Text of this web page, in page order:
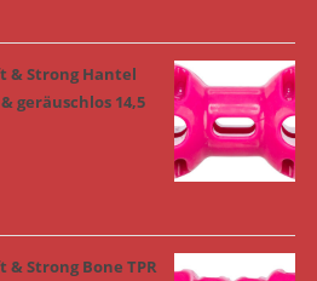
& Strong Hantel
geräuschlos 14,5
Strong Bone TPR